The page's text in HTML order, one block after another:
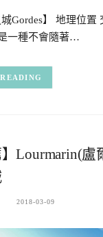
城Gordes】 地理位
一種不會隨著…
】Lourmarin(
2018-03-09